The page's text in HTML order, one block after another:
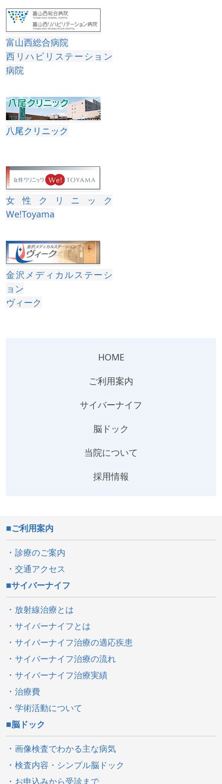
HOME
ご利用案内
サイバーナイフ
脳ドック
当院について
採用情報
富山西総合病院
西リハビリステーション
病院
八尾クリニック
女性クリニック
We!Toyama
金沢メディカルステーシ
ョン
ヴィーク
ご利用案内
診療のご案内
交通アクセス
サイバーナイフ
放射線治療とは
サイバーナイフとは
サイバーナイフ治療の適応疾患
サイバーナイフ治療の流れ
サイバーナイフ治療実績
治療費
学術活動について
脳ドック
画像検査でわかる主な病気
検査内容・シンプル脳ドック
お申込みから受診まで